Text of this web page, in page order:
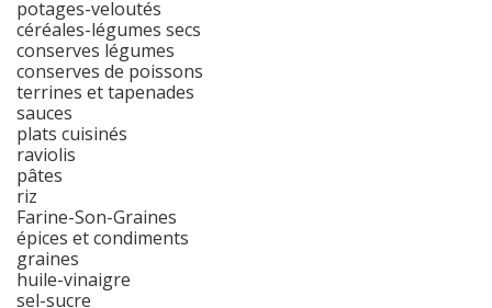
potages-veloutés
céréales-légumes secs
conserves légumes
conserves de poissons
terrines et tapenades
sauces
plats cuisinés
raviolis
pâtes
riz
Farine-Son-Graines
épices et condiments
graines
huile-vinaigre
sel-sucre